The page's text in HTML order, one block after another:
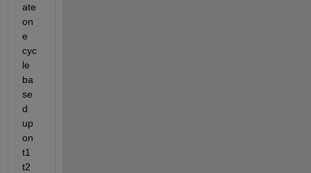
ate
on
e
cyc
le
ba
se
d
up
on
t1
t2